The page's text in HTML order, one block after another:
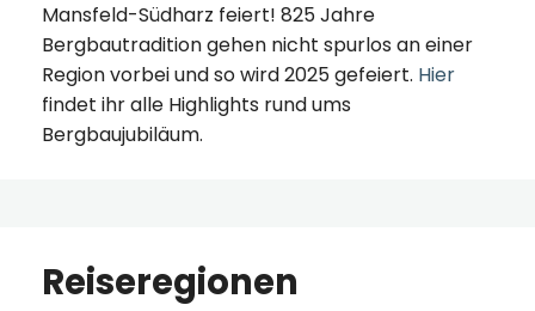
Mansfeld-Südharz feiert! 825 Jahre
Bergbautradition gehen nicht spurlos an einer
Region vorbei und so wird 2025 gefeiert. Hier
findet ihr alle Highlights rund ums
Bergbaujubiläum.
Reiseregionen